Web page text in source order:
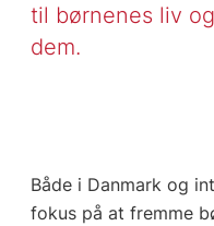
til børnenes liv
dem.
Både i Danmark og
fokus på at fremme